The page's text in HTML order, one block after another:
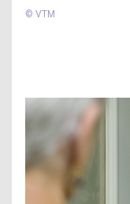
© VTM